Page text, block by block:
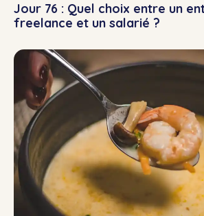
Jour 76 : Quel choix entre un
freelance et un salarié ?